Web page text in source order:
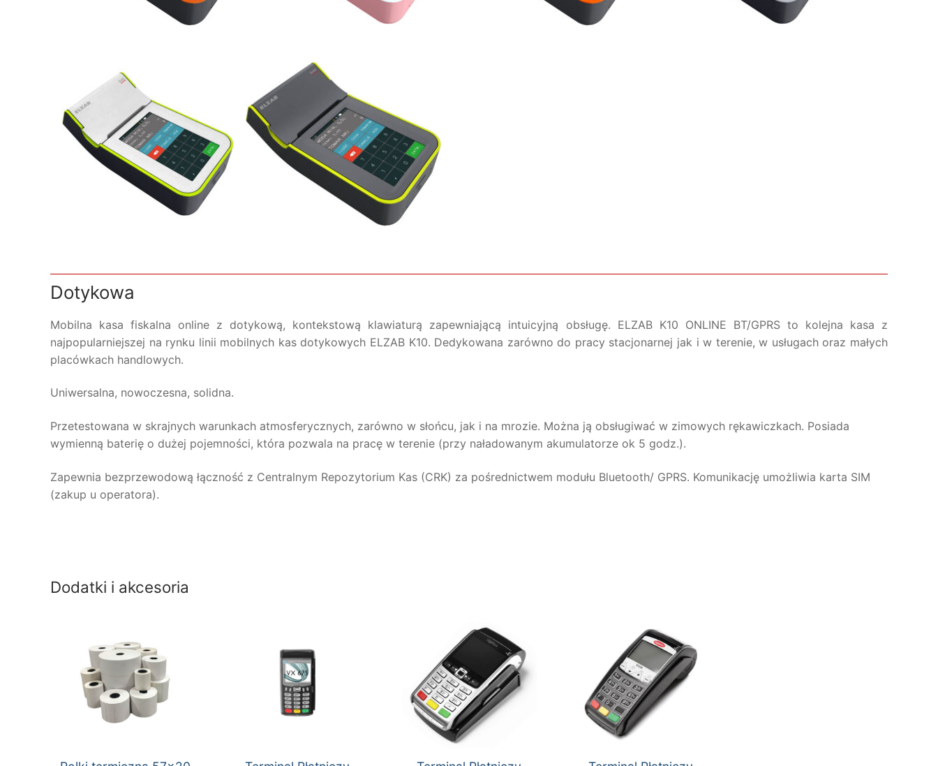
Dotykowa
Mobilna kasa fiskalna online z dotykową, kontekstową klawiaturą zapewniającą intuicyjną obsługę. ELZAB K10 ONLINE BT/GPRS to kolejna kasa z
najpopularniejszej na rynku linii mobilnych kas dotykowych ELZAB K10. Dedykowana zarówno do pracy stacjonarnej jak i w terenie, w usługach oraz małych
placówkach handlowych.
Uniwersalna, nowoczesna, solidna.
Przetestowana w skrajnych warunkach atmosferycznych, zarówno w słońcu, jak i na mrozie. Można ją obsługiwać w zimowych rękawiczkach. Posiada
wymienną baterię o dużej pojemności, która pozwala na pracę w terenie (przy naładowanym akumulatorze ok 5 godz.).
Zapewnia bezprzewodową łączność z Centralnym Repozytorium Kas (CRK) za pośrednictwem modułu Bluetooth/ GPRS. Komunikację umożliwia karta SIM
(zakup u operatora).
Dodatki i akcesoria